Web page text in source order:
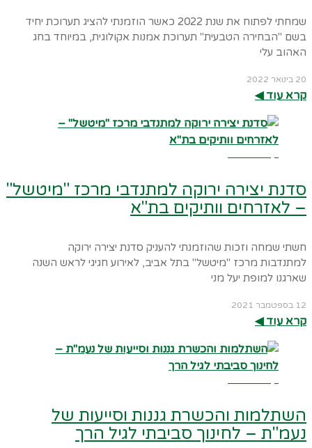
שמחתי לפתוח את שנת 2022 כאשר הוזמנתי להציג תערוכת יחיד
בשם "הבחירה הטבעית" תערוכת אמנות אקולוגית, במיוחד בחג
האהוב עלי
20 בינואר 2022
קרא עוד ◀︎
סדנת יצירה ירוקה למתנדבי מרכז "מיטשל"
– לאזרחים וותיקים בת"א
חשתי שמחה וזכות שהוזמנתי להעניק סדנת יצירה ירוקה
למתנדבות מרכז "מיטשל" בתל אביב, לאירוע חגיגי לראש השנה
שארגנו למופת יעל מני
12 בספטמבר 2021
קרא עוד ◀︎
השתלמות והכשרת גננות וסייעות של
נעמ"ת – לחינוך סביבתי לגיל הרך